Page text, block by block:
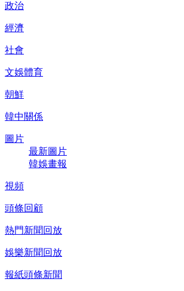
政治
經濟
社會
文娛體育
朝鮮
韓中關係
圖片
最新圖片
韓娛畫報
視頻
頭條回顧
熱門新聞回放
娛樂新聞回放
報紙頭條新聞